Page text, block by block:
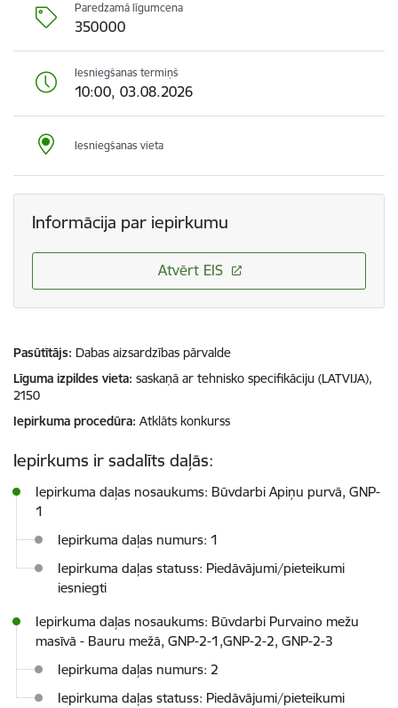
Paredzamā līgumcena
350000
Iesniegšanas termiņš
10:00, 03.08.2026
Iesniegšanas vieta
Informācija par iepirkumu
Atvērt EIS
Pasūtītājs Dabas aizsardzības pārvalde
Līguma izpildes vieta saskaņā ar tehnisko specifikāciju (LATVIJA),
2150
Iepirkuma procedūra Atklāts konkurss
Iepirkums ir sadalīts daļās:
Iepirkuma daļas nosaukums: Būvdarbi Apiņu purvā, GNP-
1
Iepirkuma daļas numurs: 1
Iepirkuma daļas statuss: Piedāvājumi/pieteikumi
iesniegti
Iepirkuma daļas nosaukums: Būvdarbi Purvaino mežu
masīvā - Bauru mežā, GNP-2-1,GNP-2-2, GNP-2-3
Iepirkuma daļas numurs: 2
Iepirkuma daļas statuss: Piedāvājumi/pieteikumi